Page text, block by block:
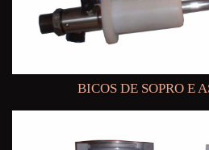
BICOS DE SOPRO E